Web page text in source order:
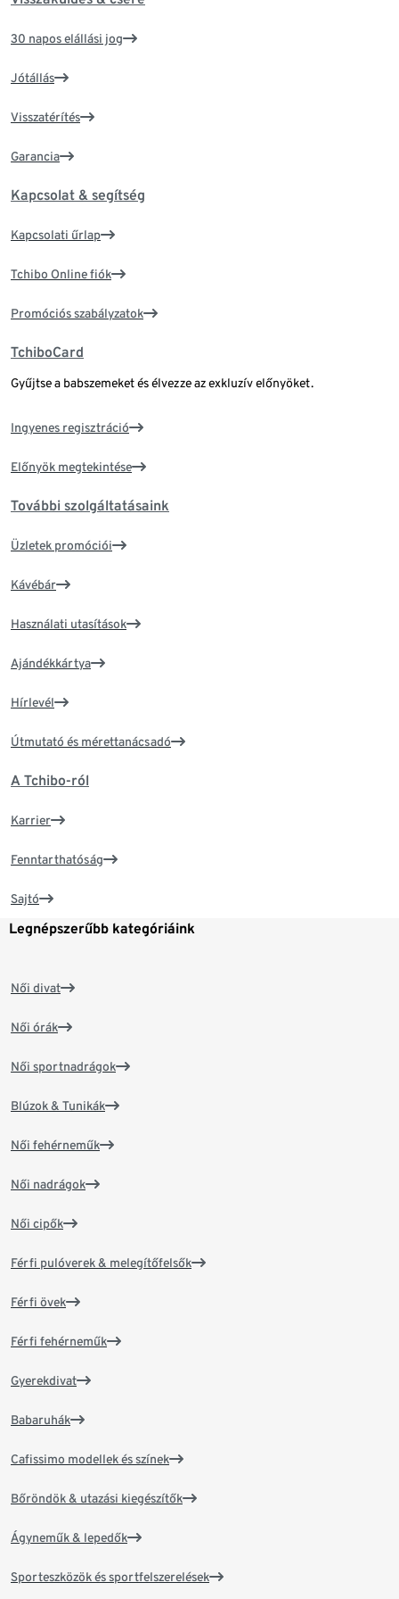
30 napos elállási jog
Jótállás
Visszatérítés
Garancia
Kapcsolat & segítség
Kapcsolati űrlap
Tchibo Online fiók
Promóciós szabályzatok
TchiboCard
Gyűjtse a babszemeket és élvezze az exkluzív előnyöket.
Ingyenes regisztráció
Előnyök megtekintése
További szolgáltatásaink
Üzletek promóciói
Kávébár
Használati utasítások
Ajándékkártya
Hírlevél
Útmutató és mérettanácsadó
A Tchibo-ról
Karrier
Fenntarthatóság
Sajtó
Legnépszerűbb kategóriáink
Női divat
Női órák
Női sportnadrágok
Blúzok & Tunikák
Női fehérneműk
Női nadrágok
Női cipők
Férfi pulóverek & melegítőfelsők
Férfi övek
Férfi fehérneműk
Gyerekdivat
Babaruhák
Cafissimo modellek és színek
Bőröndök & utazási kiegészítők
Ágyneműk & lepedők
Sporteszközök és sportfelszerelések